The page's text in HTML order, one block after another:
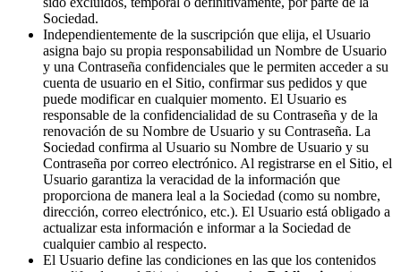
Sociedad.
Independientemente de la suscripción que elija, el Usuario
asigna bajo su propia responsabilidad un Nombre de Usuario
y una Contraseña confidenciales que le permiten acceder a su
cuenta de usuario en el Sitio, confirmar sus pedidos y que
puede modificar en cualquier momento. El Usuario es
responsable de la confidencialidad de su Contraseña y de la
renovación de su Nombre de Usuario y su Contraseña. La
Sociedad confirma al Usuario su Nombre de Usuario y su
Contraseña por correo electrónico. Al registrarse en el Sitio, el
Usuario garantiza la veracidad de la información que
proporciona de manera leal a la Sociedad (como su nombre,
dirección, correo electrónico, etc.). El Usuario está obligado a
actualizar esta información e informar a la Sociedad de
cualquier cambio al respecto.
El Usuario define las condiciones en las que los contenidos